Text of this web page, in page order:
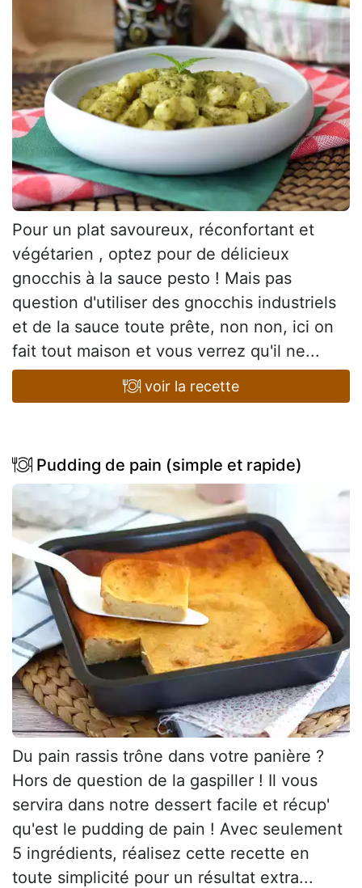
Pour un plat savoureux, réconfortant et
végétarien , optez pour de délicieux
gnocchis à la sauce pesto ! Mais pas
question d'utiliser des gnocchis industriels
et de la sauce toute prête, non non, ici on
fait tout maison et vous verrez qu'il ne...
voir la recette
Pudding de pain (simple et rapide)
Du pain rassis trône dans votre panière ?
Hors de question de la gaspiller ! Il vous
servira dans notre dessert facile et récup'
qu'est le pudding de pain ! Avec seulement
5 ingrédients, réalisez cette recette en
toute simplicité pour un résultat extra...